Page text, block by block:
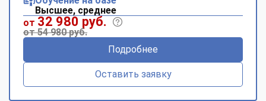
Высшее, среднее
от 32 980 руб.
от 54 980 руб.
Подробнее
Оставить заявку